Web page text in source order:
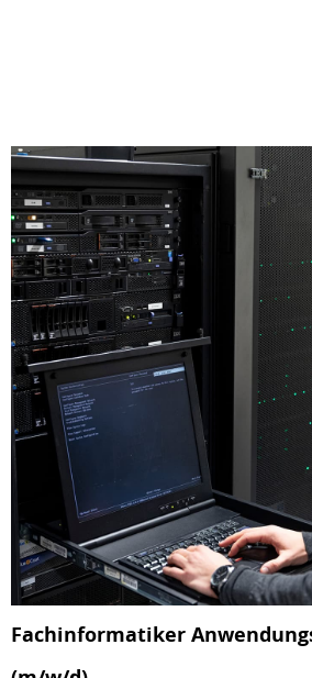
Fachinformatiker